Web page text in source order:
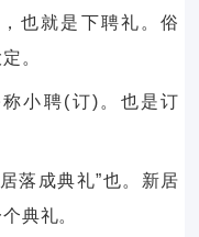
也就是下聘礼。俗
。
小聘(订)。也是订
落成典礼”也。新居
典礼。